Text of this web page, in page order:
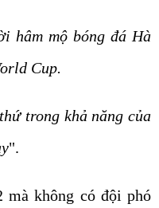
hâm mộ bóng đá Hà
Cup.
trong khả năng của
".
mà không có đội phó